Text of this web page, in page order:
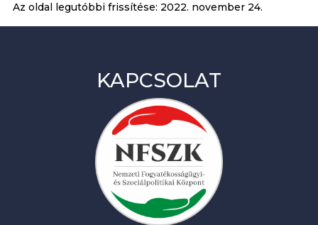
Az oldal legutóbbi frissítése: 2022. november 24.
KAPCSOLAT